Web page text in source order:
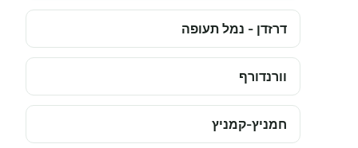
דרזדן - נמל תעופה
וורנדורף
חמניץ-קמניץ